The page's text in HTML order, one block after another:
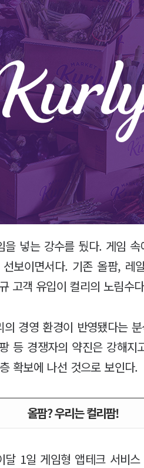
넣는 강수를 뒀다. 게임
보이면서다. 기존 올팜, 레
고객 유입이 컬리의 노림수
경영 환경이 반영됐다는
등 경쟁자의 약진은 강해지
확보에 나선 것으로 보인다.
올팜? 우리는 컬리팜!
1일 게임형 앱테크 서비